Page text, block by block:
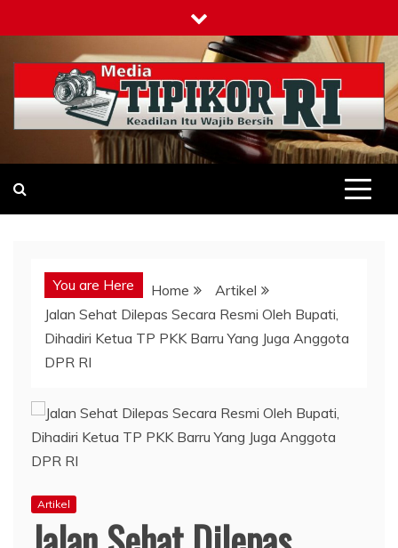
to
content
Tipikor-ri-online.my.id
Keadilan Itu Wajib Bersih
You are Here Home
Artikel
Jalan Sehat Dilepas Secara Resmi Oleh Bupati,
Dihadiri Ketua TP PKK Barru Yang Juga Anggota
DPR RI
Artikel